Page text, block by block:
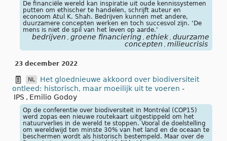
De financiële wereld kan inspiratie uit oude kennissystemen
putten om ethischer te handelen, schrijft auteur en
econoom Atul K. Shah. Bedrijven kunnen met andere,
duurzamere concepten werken en toch succesvol zijn. ‘De
mens is niet de spil van het leven op aarde.’
bedrijven , groene financiering , ethiek , duurzame
concepten , milieucrisis
23 december 2022
NL
Het gloednieuwe akkoord over biodiversiteit
ontleed: historisch, maar moeilijk uit te voeren -
IPS , Emilio Godoy
Op de conferentie over biodiversiteit in Montréal (COP15)
werd zopas een nieuwe routekaart uitgestippeld om het
natuurverlies in de wereld te stoppen. Vooral de doelstelling
om wereldwijd ten minste 30% van het land en de oceaan te
beschermen wordt als historisch bestempeld. Maar over de